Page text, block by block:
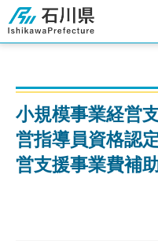
石川県
小規模事業経営
営指導員資格認
営支援事業費補